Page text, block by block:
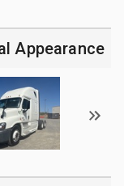
Appearance